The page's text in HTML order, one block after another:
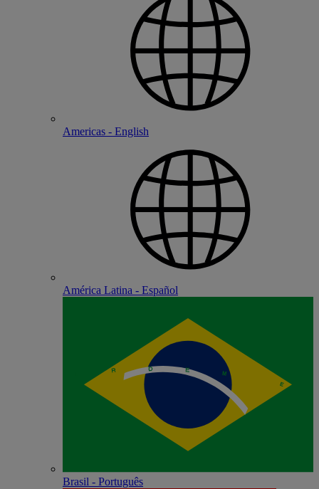
Americas - English
América Latina - Español
Brasil - Português